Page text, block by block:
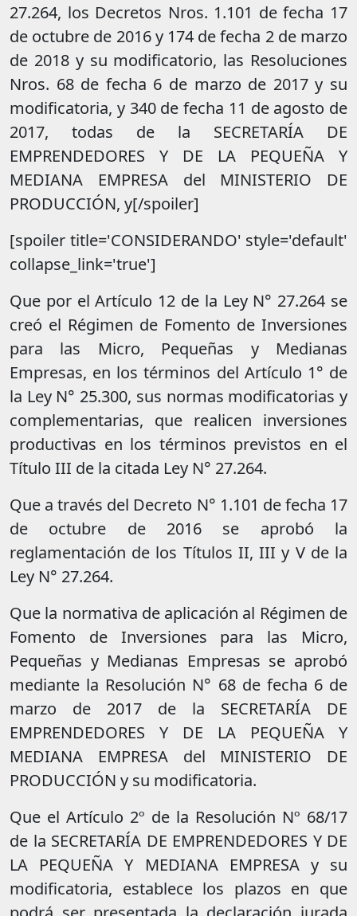
27.264, los Decretos Nros. 1.101 de fecha 17
de octubre de 2016 y 174 de fecha 2 de marzo
de 2018 y su modificatorio, las Resoluciones
Nros. 68 de fecha 6 de marzo de 2017 y su
modificatoria, y 340 de fecha 11 de agosto de
2017, todas de la SECRETARÍA DE
EMPRENDEDORES Y DE LA PEQUEÑA Y
MEDIANA EMPRESA del MINISTERIO DE
PRODUCCIÓN, y[/spoiler]
[spoiler title='CONSIDERANDO' style='default'
collapse_link='true']
Que por el Artículo 12 de la Ley N° 27.264 se
creó el Régimen de Fomento de Inversiones
para las Micro, Pequeñas y Medianas
Empresas, en los términos del Artículo 1° de
la Ley N° 25.300, sus normas modificatorias y
complementarias, que realicen inversiones
productivas en los términos previstos en el
Título III de la citada Ley N° 27.264.
Que a través del Decreto N° 1.101 de fecha 17
de octubre de 2016 se aprobó la
reglamentación de los Títulos II, III y V de la
Ley N° 27.264.
Que la normativa de aplicación al Régimen de
Fomento de Inversiones para las Micro,
Pequeñas y Medianas Empresas se aprobó
mediante la Resolución N° 68 de fecha 6 de
marzo de 2017 de la SECRETARÍA DE
EMPRENDEDORES Y DE LA PEQUEÑA Y
MEDIANA EMPRESA del MINISTERIO DE
PRODUCCIÓN y su modificatoria.
Que el Artículo 2º de la Resolución Nº 68/17
de la SECRETARÍA DE EMPRENDEDORES Y DE
LA PEQUEÑA Y MEDIANA EMPRESA y su
modificatoria, establece los plazos en que